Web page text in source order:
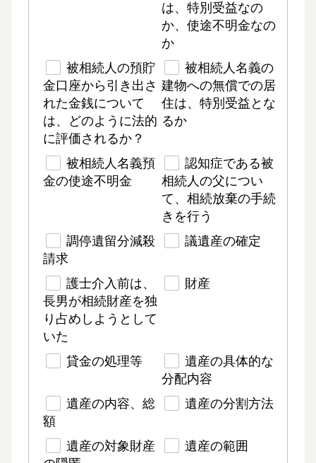
は、特別受益なの
か、使途不明金なの
か
被相続人の預貯
金口座から引き出さ
れた金銭について
は、どのように法的
に評価されるか？
被相続人名義の
建物への無償での居
住は、特別受益とな
るか
被相続人名義預
金の使途不明金
認知症である被
相続人の父につい
て、相続放棄の手続
きを行う
調停遺留分減殺
請求
議遺産の確定
護士介入前は、
長男が相続財産を独
り占めしようとして
いた
財産
貸金の処理等
遺産の具体的な
分配内容
遺産の内容、総
額
遺産の分割方法
遺産の対象財産
遺産の範囲